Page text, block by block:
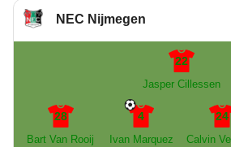
NEC Nijmegen
22
Jasper Cillessen
28
Bart Van Rooij
4
Ivan Marquez
24
Calvin